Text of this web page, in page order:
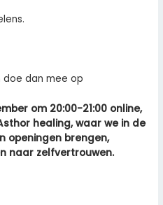
doe dan mee op
om 20:00-21:00 online,
healing, waar we in de
openingen brengen,
naar zelfvertrouwen.